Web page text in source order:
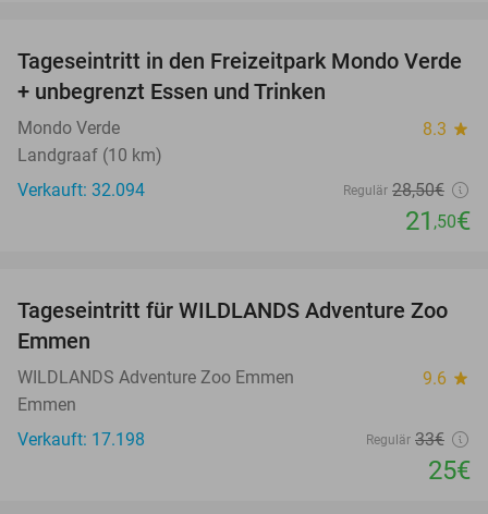
25%
Tageseintritt in den Freizeitpark Mondo Verde
+ unbegrenzt Essen und Trinken
Mondo Verde 8.3 star
Landgraaf (10 km)
Verkauft: 32.094
Regulär 28,50€
21 ,50€
24%
Tageseintritt für WILDLANDS Adventure Zoo
Emmen
WILDLANDS Adventure Zoo Emmen 9.6 star
Emmen
Verkauft: 17.198
Regulär 33€
25€